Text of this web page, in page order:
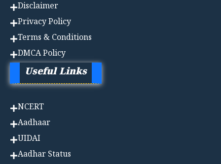
Disclaimer
Privacy Policy
Terms & Conditions
DMCA Policy
Useful Links
NCERT
Aadhaar
UIDAI
Aadhar Status